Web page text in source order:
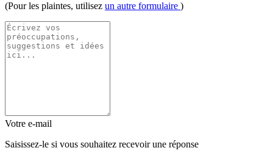
(Pour les plaintes, utilisez un autre formulaire )
Votre e-mail
Saisissez-le si vous souhaitez recevoir une réponse